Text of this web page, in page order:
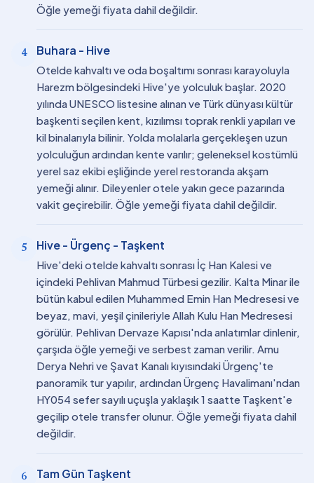
Öğle yemeği fiyata dahil değildir.
4 Buhara - Hive
Otelde kahvaltı ve oda boşaltımı sonrası karayoluyla
Harezm bölgesindeki Hive'ye yolculuk başlar. 2020
yılında UNESCO listesine alınan ve Türk dünyası kültür
başkenti seçilen kent, kızılımsı toprak renkli yapıları ve
kil binalarıyla bilinir. Yolda molalarla gerçekleşen uzun
yolculuğun ardından kente varılır; geleneksel kostümlü
yerel saz ekibi eşliğinde yerel restoranda akşam
yemeği alınır. Dileyenler otele yakın gece pazarında
vakit geçirebilir. Öğle yemeği fiyata dahil değildir.
5 Hive - Ürgenç - Taşkent
Hive'deki otelde kahvaltı sonrası İç Han Kalesi ve
içindeki Pehlivan Mahmud Türbesi gezilir. Kalta Minar ile
bütün kabul edilen Muhammed Emin Han Medresesi ve
beyaz, mavi, yeşil çinileriyle Allah Kulu Han Medresesi
görülür. Pehlivan Dervaze Kapısı'nda anlatımlar dinlenir,
çarşıda öğle yemeği ve serbest zaman verilir. Amu
Derya Nehri ve Şavat Kanalı kıyısındaki Ürgenç'te
panoramik tur yapılır, ardından Ürgenç Havalimanı'ndan
HY054 sefer sayılı uçuşla yaklaşık 1 saatte Taşkent'e
geçilip otele transfer olunur. Öğle yemeği fiyata dahil
değildir.
6 Tam Gün Taşkent